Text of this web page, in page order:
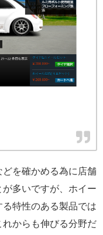
どを確かめる為に店舗
多いですが、ホイー
特性のある製品では
からも伸びる分野だ